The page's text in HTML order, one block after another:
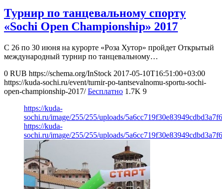
Турнир по танцевальному спорту
«Sochi Open Championship» 2017
С 26 по 30 июня на курорте «Роза Хутор» пройдет Открытый
международный турнир по танцевальному…
0 RUB https://schema.org/InStock 2017-05-10T16:51:00+03:00
https://kuda-sochi.ru/event/turnir-po-tantsevalnomu-sportu-sochi-
open-championship-2017/ Бесплатно 1.7K 9
https://kuda-
sochi.ru/image/255/255/uploads/
https://kuda-
sochi.ru/image/255/255/uploads/